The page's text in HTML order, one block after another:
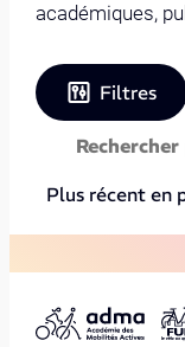
académiques,
Filtres
Plus récent en